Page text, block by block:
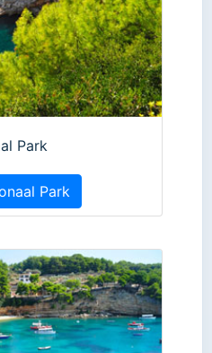
Park
Park